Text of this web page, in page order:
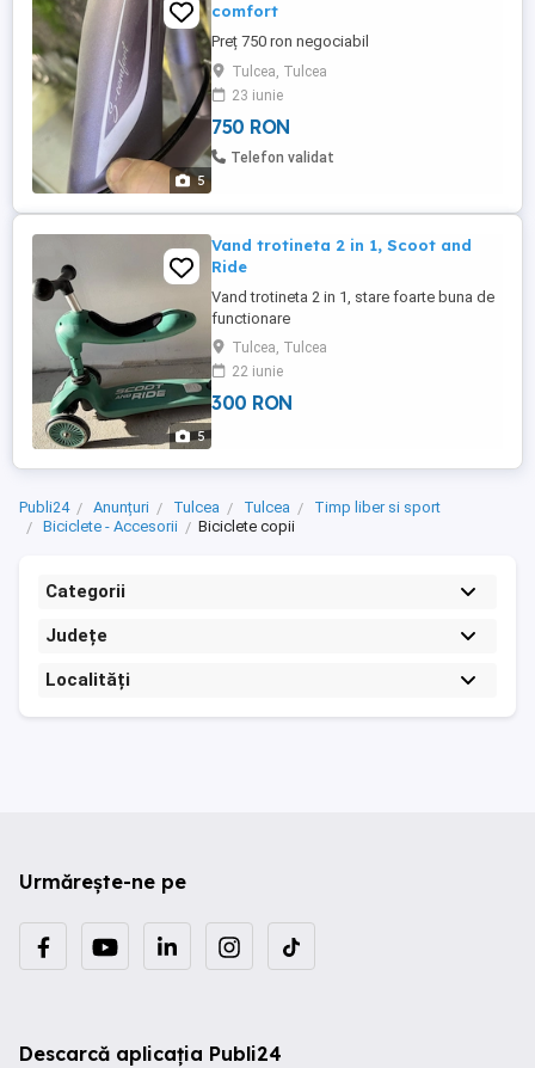
5
comfort
Preț 750 ron negociabil
Tulcea, Tulcea
23 iunie
750 RON
Telefon validat
5
Vand trotineta 2 in 1, Scoot and
Ride
Vand trotineta 2 in 1, stare foarte buna de
functionare
Tulcea, Tulcea
22 iunie
300 RON
Publi24 Anunțuri Tulcea Tulcea
Timp liber si sport
Biciclete - Accesorii
Biciclete copii
Categorii
Județe
Localități
Urmărește-ne pe
Descarcă aplicația Publi24